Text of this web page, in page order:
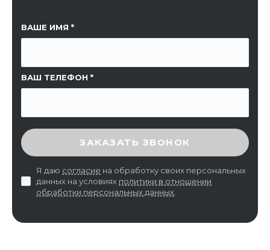
ВАШЕ ИМЯ
ВАШ ТЕЛЕФОН
ССЫЛКА НА СТРАНИЦУ
ВВЕДИТЕ ПРОВЕРОЧНЫЙ КОД
ЗАКАЗАТЬ ЗВОНОК
Я даю согласие на обработку своих персональных
данных на условиях политики в отношении
обработки персональных данных